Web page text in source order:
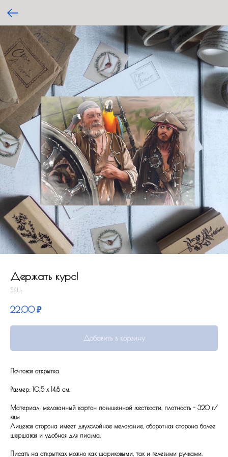
Держать курс!
SKU:
22,00 ₽
Добавить в корзину
Почтовая открытка
Размер: 10,5 x 14,8 см.
Материал: мелованный картон повышенной жесткости, плотность - 320 г/
кв.м
Лицевая сторона имеет двухслойное мелование, оборотная сторона более
шершавая и удобная для письма.
Писать на открытках можно как шариковыми, так и гелевыми ручками.